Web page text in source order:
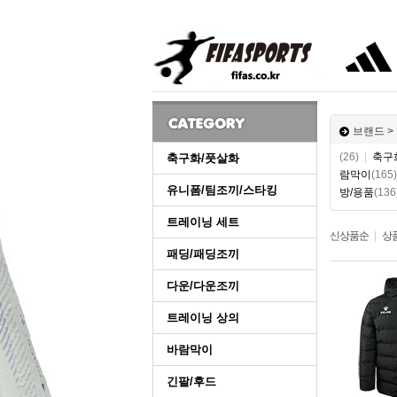
축구화/풋살화
유니폼/팀조끼/스타킹
트레이닝 세트
패딩/패딩조끼
다운/다운조끼
트레이닝 상의
바람막이
긴팔/후드
브랜드 >
(26)
축구
람막이 (165)
방/용품
신상품순 상